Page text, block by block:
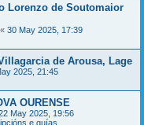
Lorenzo de Soutomaior
« 30 May 2025, 17:39
de Arousa, Lage
2025, 21:45
OURENSE
May 2025, 19:56
e guías